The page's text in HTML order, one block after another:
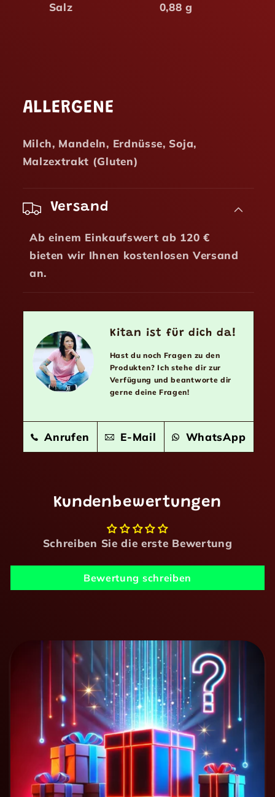
Salz
0,88 g
ALLERGENE
Milch, Mandeln, Erdnüsse, Soja,
Malzextrakt (Gluten)
Versand
Ab einem Einkaufswert ab 120 €
bieten wir Ihnen kostenlosen Versand
an.
Kitan ist für dich da!
Hast du noch Fragen zu den
Produkten? Ich stehe dir zur
Verfügung und beantworte dir
gerne deine Fragen!
Anrufen E-Mail WhatsApp
Kundenbewertungen
Schreiben Sie die erste Bewertung
Bewertung schreiben